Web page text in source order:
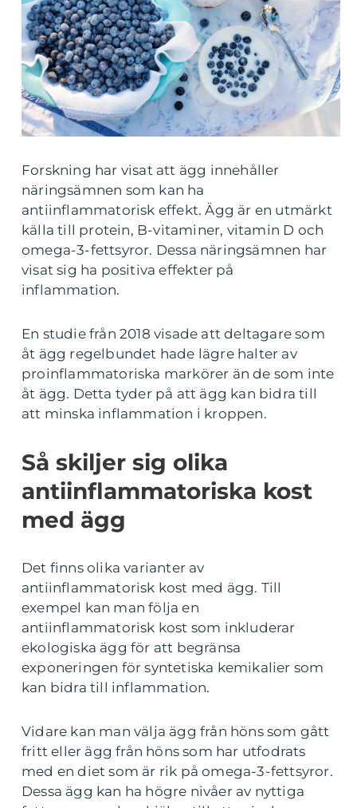
Forskning har visat att ägg innehåller
näringsämnen som kan ha
antiinflammatorisk effekt. Ägg är en utmärkt
källa till protein, B-vitaminer, vitamin D och
omega-3-fettsyror. Dessa näringsämnen har
visat sig ha positiva effekter på
inflammation.
En studie från 2018 visade att deltagare som
åt ägg regelbundet hade lägre halter av
proinflammatoriska markörer än de som inte
åt ägg. Detta tyder på att ägg kan bidra till
att minska inflammation i kroppen.
Så skiljer sig olika
antiinflammatoriska kost
med ägg
Det finns olika varianter av
antiinflammatorisk kost med ägg. Till
exempel kan man följa en
antiinflammatorisk kost som inkluderar
ekologiska ägg för att begränsa
exponeringen för syntetiska kemikalier som
kan bidra till inflammation.
Vidare kan man välja ägg från höns som gått
fritt eller ägg från höns som har utfodrats
med en diet som är rik på omega-3-fettsyror.
Dessa ägg kan ha högre nivåer av nyttiga